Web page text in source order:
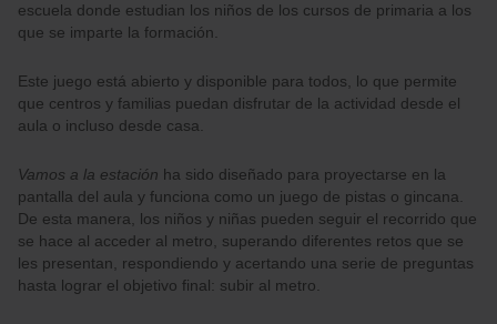
escuela donde estudian los niños de los cursos de primaria a los
que se imparte la formación.
Este juego está abierto y disponible para todos, lo que permite
que centros y familias puedan disfrutar de la actividad desde el
aula o incluso desde casa.
Vamos a la estación ha sido diseñado para proyectarse en la
pantalla del aula y funciona como un juego de pistas o gincana.
De esta manera, los niños y niñas pueden seguir el recorrido que
se hace al acceder al metro, superando diferentes retos que se
les presentan, respondiendo y acertando una serie de preguntas
hasta lograr el objetivo final: subir al metro.